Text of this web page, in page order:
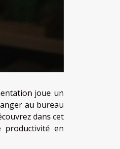
joue un
au bureau
dans cet
en